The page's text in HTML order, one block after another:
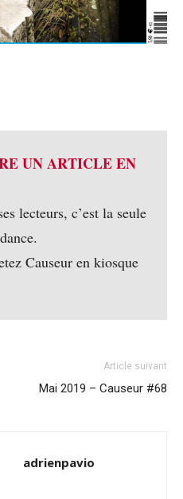
UN ARTICLE EN
lecteurs, c’est la seule
Causeur en kiosque
Article suivant
Mai 2019 – Causeur #68
adrienpavio